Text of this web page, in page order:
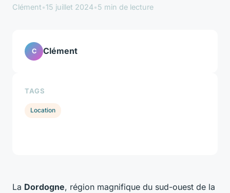
Clément•15 juillet 2024•5 min de lecture
La Dordogne, région magnifique du sud-ouest de la
C Clément
TAGS
Location